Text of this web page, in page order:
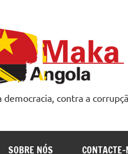
democracia, contra a
SOBRE NÓS CONTACTE-